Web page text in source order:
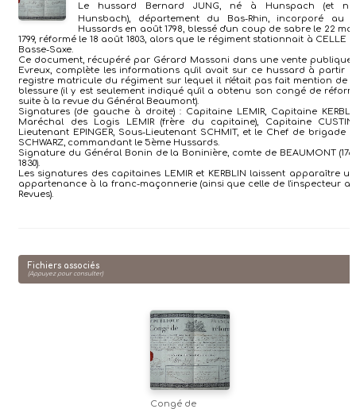
Le hussard Bernard JUNG, né à Hunspach (et
Hunsbach), département du Bas-Rhin, incorporé au
Hussards en août 1798, blessé d'un coup de sabre le 22
1799, réformé le 18 août 1803, alors que le régiment stationnait à CELLE
Basse-Saxe.
Ce document, récupéré par Gérard Massoni dans une vente publique
Evreux, complète les informations qu'il avait sur ce hussard à partir
registre matricule du régiment sur lequel il n'était pas fait mention de
blessure (il y est seulement indiqué qu'il a obtenu son congé de
suite à la revue du Général Beaumont).
Signatures (de gauche à droite) : Capitaine LEMIR, Capitaine
Maréchal des Logis LEMIR (frère du capitaine), Capitaine
Lieutenant EPINGER, Sous-Lieutenant SCHMIT, et le Chef de brigade
SCHWARZ, commandant le 5ème Hussards.
Signature du Général Bonin de la Boninière, comte de BEAUMONT
1830).
Les signatures des capitaines LEMIR et KERBLIN laissent apparaître
appartenance à la franc-maçonnerie (ainsi que celle de l'inspecteur
Revues).
Fichiers associés
(Appuyez pour consulter)
Congé de